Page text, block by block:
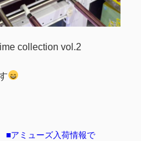
collection vol.2
■アミューズ入荷情報で